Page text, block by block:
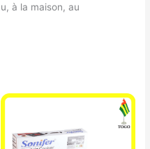
à la maison, au